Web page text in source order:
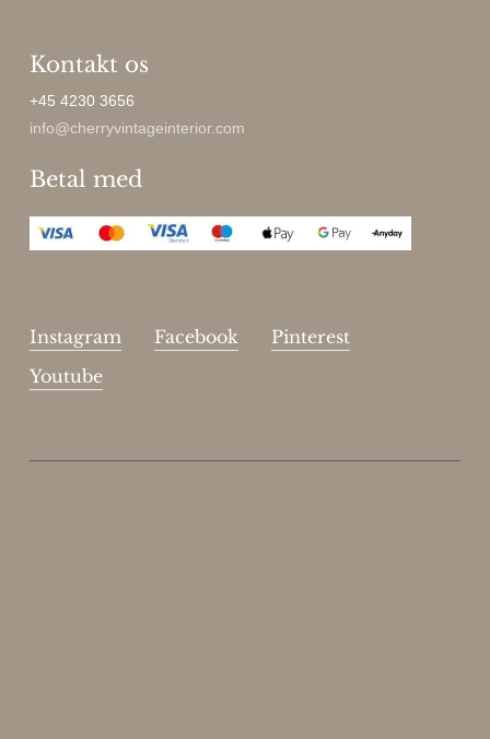
Kontakt os
+45 4230 3656
info@cherryvintageinterior.com
Betal med
Instagram Facebook
Pinterest
Youtube